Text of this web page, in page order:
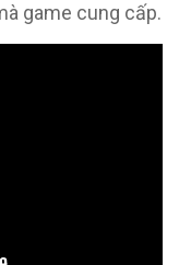
game cung cấp.